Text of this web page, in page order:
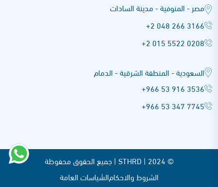
مصر - المنوفية - مدينة السادات
+2 048 266 3166
+2 015 5522 0208
السعودية - المنطقة الشرقية - الدمام
+966 53 916 3536
+966 53 347 7745
© STHRD | 2024 | جميع الحقوق محفوظة
الشروط والاحكامالسياسات العامة